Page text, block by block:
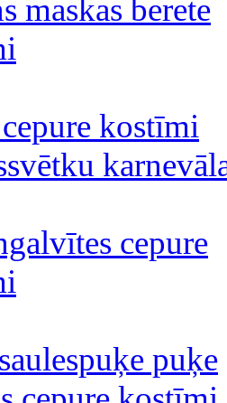
maskas berete
kostīmi
cepure
puķe